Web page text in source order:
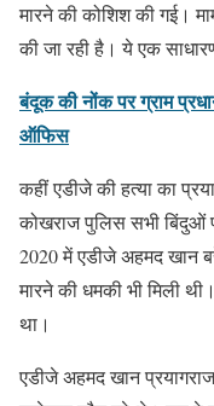
मारने की कोशिश की गई।
की जा रही है। ये एक
बंदूक की नोंक पर ग्राम
ऑफिस
कहीं एडीजे की हत्या का
कोखराज पुलिस सभी बिंदुओं
2020 में एडीजे अहमद खान
मारने की धमकी भी मिली
था।
एडीजे अहमद खान